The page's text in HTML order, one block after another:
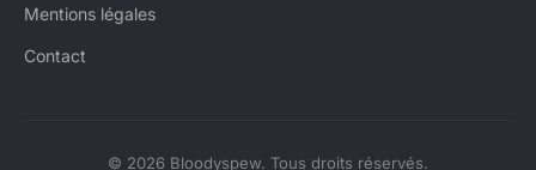
Mentions légales
Contact
© 2026 Bloodyspew. Tous droits réservés.